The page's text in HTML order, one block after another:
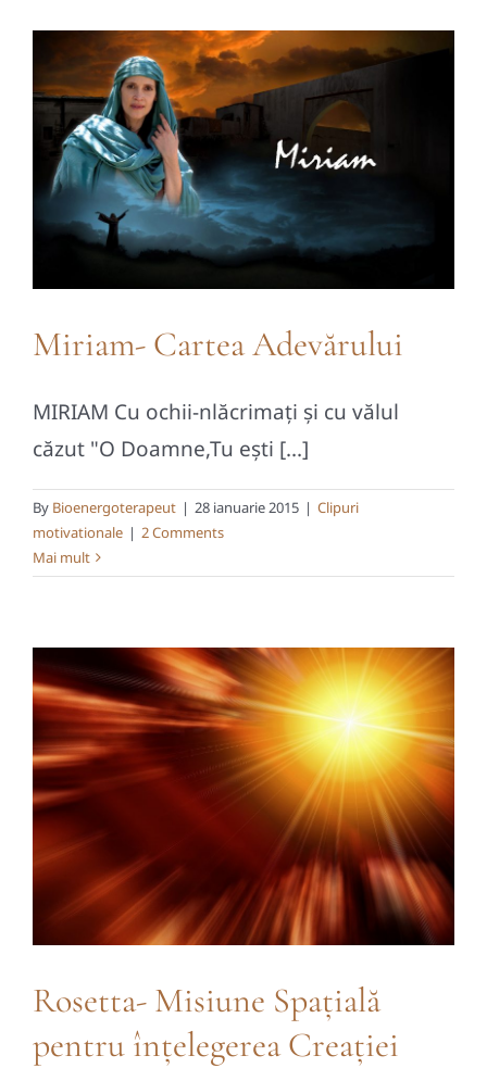
Miriam- Cartea Adevărului
MIRIAM Cu ochii-nlăcrimați și cu vălul
căzut "O Doamne,Tu ești [...]
By Bioenergoterapeut | 28 ianuarie 2015 | Clipuri
motivationale | 2 Comments
Mai mult
Rosetta- Misiune Spaţială
pentru înţelegerea Creaţiei